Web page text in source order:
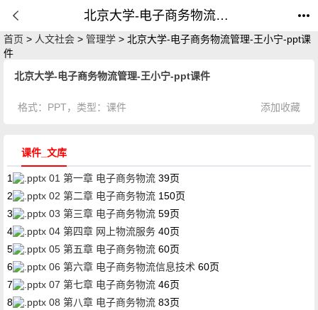
北京大学-电子商务物流管理-王小宁-ppt课件_课件_公开课网
首页 > 人文社会 > 管理学 > 北京大学-电子商务物流管理-王小宁-ppt课
件
北京大学-电子商务物流管理-王小宁-ppt课件
格式： PPT，类型： 课件 添加收藏
课件_文库
1 01 第一章 电子商务物流 39页
2
02 第二章 电子商务物流 150页
3
03 第三章 电子商务物流 59页
4
04 第四章 网上物流服务 40页
5
05 第五章 电子商务物流 60页
6
06 第六章 电子商务物流信息技术 60页
7
07 第七章 电子商务物流 46页
8
08 第八章 电子商务物流 83页